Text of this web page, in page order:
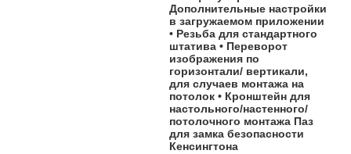
Дополнительные настройки
в загружаемом приложении
• Резьба для стандартного
штатива • Переворот
изображения по
горизонтали/ вертикали,
для случаев монтажа на
потолок • Кронштейн для
настольного/настенного/
потолочного монтажа Паз
для замка безопасности
Кенсингтона